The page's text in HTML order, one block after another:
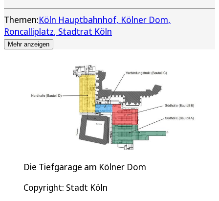
Themen:Köln Hauptbahnhof Kölner Dom
Roncalliplatz Stadtrat Köln
Mehr anzeigen
Die Tiefgarage am Kölner Dom
Copyright: Stadt Köln